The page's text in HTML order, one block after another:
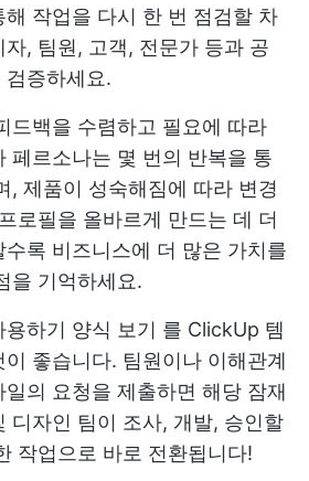
작업을 다시 한 번 점검할 차
, 팀원, 고객, 전문가 등과 공
검증하세요.
드백을 수렴하고 필요에 따라
페르소나는 몇 번의 반복을 통
, 제품이 성숙해짐에 따라 변경
로필을 올바르게 만드는 데 더
록 비즈니스에 더 많은 가치를
을 기억하세요.
하기 양식 보기 를 ClickUp 템
좋습니다. 팀원이나 이해관계
의 요청을 제출하면 해당 잠재
디자인 팀이 조사, 개발, 승인할
작업으로 바로 전환됩니다!